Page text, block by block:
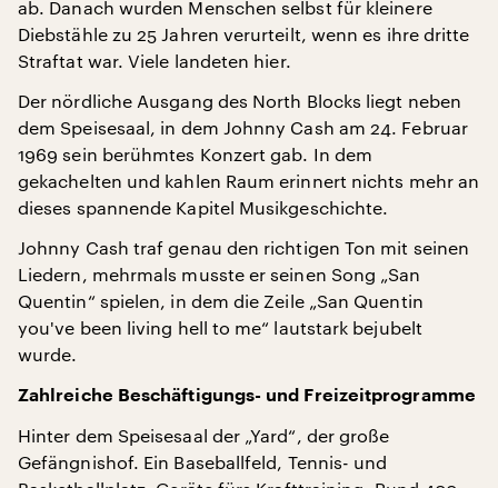
ab. Danach wurden Menschen selbst für kleinere
Diebstähle zu 25 Jahren verurteilt, wenn es ihre dritte
Straftat war. Viele landeten hier.
Der nördliche Ausgang des North Blocks liegt neben
dem Speisesaal, in dem Johnny Cash am 24. Februar
1969 sein berühmtes Konzert gab. In dem
gekachelten und kahlen Raum erinnert nichts mehr an
dieses spannende Kapitel Musikgeschichte.
Johnny Cash traf genau den richtigen Ton mit seinen
Liedern, mehrmals musste er seinen Song „San
Quentin“ spielen, in dem die Zeile „San Quentin
you've been living hell to me“ lautstark bejubelt
wurde.
Zahlreiche Beschäftigungs- und Freizeitprogramme
Hinter dem Speisesaal der „Yard“, der große
Gefängnishof. Ein Baseballfeld, Tennis- und